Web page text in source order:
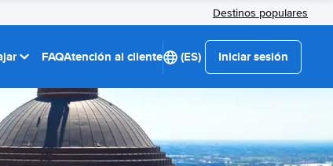
Destinos populares
FAQAtención al cliente (ES) Iniciar sesión